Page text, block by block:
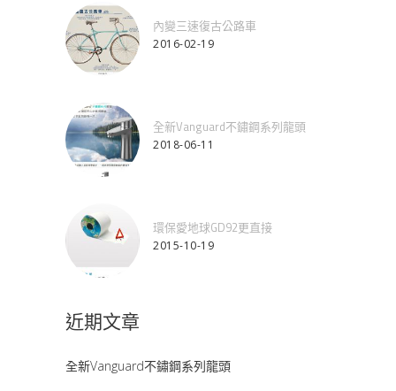
內變三速復古公路車
2016-02-19
全新Vanguard不鏽鋼系列龍頭
2018-06-11
環保愛地球GD92更直接
2015-10-19
近期文章
全新Vanguard不鏽鋼系列龍頭